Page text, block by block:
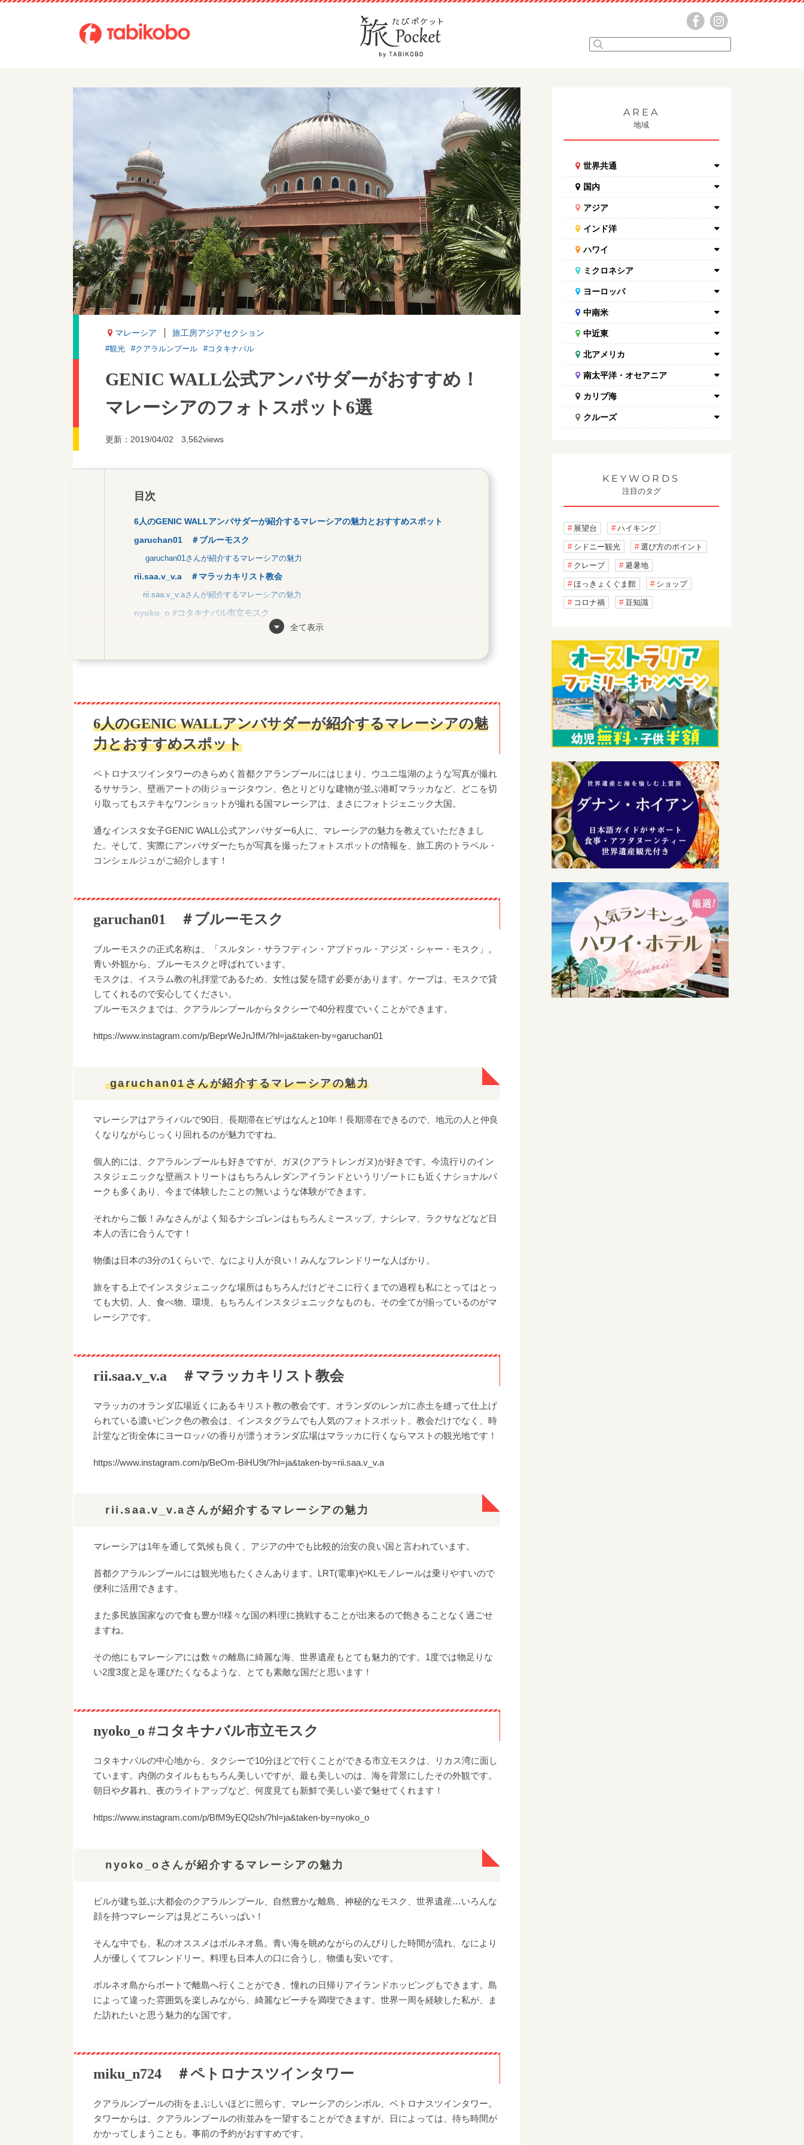
マレーシア 旅工房アジアセクション
#観光 #クアラルンプール #コタキナバル
GENIC WALL公式アンバサダーがおすすめ！
マレーシアのフォトスポット6選
更新：2019/04/02 3,562views
目次
6人のGENIC WALLアンバサダーが紹介するマレーシアの魅力とおすすめスポット
garuchan01 ＃ブルーモスク
garuchan01さんが紹介するマレーシアの魅力
rii.saa.v_v.a ＃マラッカキリスト教会
rii.saa.v_v.aさんが紹介するマレーシアの魅力
nyoko_o #コタキナバル市立モスク
nyoko_oさんが紹介するマレーシアの魅力
aichaaan_xo さんが紹介するマレーシアの魅力
peyuri_20 ＃コタキナバル
peyuri_20さんが紹介するマレーシアの魅力
全て表示
6人のGENIC WALLアンバサダーが紹介するマレーシアの魅
力とおすすめスポット
ペトロナスツインタワーのきらめく首都クアランプールにはじまり、ウユニ塩湖のような写真が撮れ
るササラン、壁画アートの街ジョージタウン、色とりどりな建物が並ぶ港町マラッカなど、どこを切
り取ってもステキなワンショットが撮れる国マレーシアは、まさにフォトジェニック大国。
通なインスタ女子GENIC WALL公式アンバサダー6人に、マレーシアの魅力を教えていただきまし
た。そして、実際にアンバサダーたちが写真を撮ったフォトスポットの情報を、旅工房のトラベル・
コンシェルジュがご紹介します！
garuchan01 ＃ブルーモスク
ブルーモスクの正式名称は、「スルタン・サラフディン・アブドゥル・アジズ・シャー・モスク」。
青い外観から、ブルーモスクと呼ばれています。
モスクは、イスラム教の礼拝堂であるため、女性は髪を隠す必要があります。ケープは、モスクで貸
してくれるので安心してください。
ブルーモスクまでは、クアラルンプールからタクシーで40分程度でいくことができます。
https://www.instagram.com/p/BeprWeJnJfM/?hl=ja&taken-by=garuchan01
garuchan01さんが紹介するマレーシアの魅力
マレーシアはアライバルで90日、長期滞在ビザはなんと10年！長期滞在できるので、地元の人と仲良
くなりながらじっくり回れるのが魅力ですね。
個人的には、クアラルンプールも好きですが、ガヌ(クアラトレンガヌ)が好きです。今流行りのイン
スタジェニックな壁画ストリートはもちろんレダンアイランドというリゾートにも近くナショナルパ
ークも多くあり、今まで体験したことの無いような体験ができます。
それからご飯！みなさんがよく知るナシゴレンはもちろんミースップ、ナシレマ、ラクサなどなど日
本人の舌に合うんです！
物価は日本の3分の1くらいで、なにより人が良い！みんなフレンドリーな人ばかり。
旅をする上でインスタジェニックな場所はもちろんだけどそこに行くまでの過程も私にとってはとっ
ても大切。人、食べ物、環境、もちろんインスタジェニックなものも。その全てが揃っているのがマ
レーシアです。
rii.saa.v_v.a ＃マラッカキリスト教会
マラッカのオランダ広場近くにあるキリスト教の教会です。オランダのレンガに赤土を縫って仕上げ
られている濃いピンク色の教会は、インスタグラムでも人気のフォトスポット。教会だけでなく、時
計堂など街全体にヨーロッパの香りが漂うオランダ広場はマラッカに行くならマストの観光地です！
https://www.instagram.com/p/BeOm-BiHU9t/?hl=ja&taken-by=rii.saa.v_v.a
rii.saa.v_v.aさんが紹介するマレーシアの魅力
マレーシアは1年を通して気候も良く、アジアの中でも比較的治安の良い国と言われています。
首都クアラルンプールには観光地もたくさんあります。LRT(電車)やKLモノレールは乗りやすいので
便利に活用できます。
また多民族国家なので食も豊か!!様々な国の料理に挑戦することが出来るので飽きることなく過ごせ
ますね。
その他にもマレーシアには数々の離島に綺麗な海、世界遺産もとても魅力的です。1度では物足りな
い2度3度と足を運びたくなるような、とても素敵な国だと思います！
nyoko_o #コタキナバル市立モスク
コタキナバルの中心地から、タクシーで10分ほどで行くことができる市立モスクは、リカス湾に面し
ています。内側のタイルももちろん美しいですが、最も美しいのは、海を背景にしたその外観です。
朝日や夕暮れ、夜のライトアップなど、何度見ても新鮮で美しい姿で魅せてくれます！
https://www.instagram.com/p/BfM9yEQl2sh/?hl=ja&taken-by=nyoko_o
nyoko_oさんが紹介するマレーシアの魅力
ビルが建ち並ぶ大都会のクアラルンプール、自然豊かな離島、神秘的なモスク、世界遺産…いろんな
顔を持つマレーシアは見どころいっぱい！
そんな中でも、私のオススメはボルネオ島。青い海を眺めながらのんびりした時間が流れ、なにより
人が優しくてフレンドリー。料理も日本人の口に合うし、物価も安いです。
ボルネオ島からボートで離島へ行くことができ、憧れの日帰りアイランドホッピングもできます。島
によって違った雰囲気を楽しみながら、綺麗なビーチを満喫できます。世界一周を経験した私が、ま
た訪れたいと思う魅力的な国です。
miku_n724 ＃ペトロナスツインタワー
クアラルンプールの街をまぶしいほどに照らす、マレーシアのシンボル、ペトロナスツインタワー。
タワーからは、クアラルンプールの街並みを一望することができますが、日によっては、待ち時間が
かかってしまうことも。事前の予約がおすすめです。
AREA
地域
世界共通
国内
アジア
インド洋
ハワイ
ミクロネシア
ヨーロッパ
中南米
中近東
北アメリカ
南太平洋・オセアニア
カリブ海
クルーズ
KEYWORDS
注目のタグ
展望台 ハイキング
シドニー観光 選び方のポイント
クレープ 避暑地
ほっきょくぐま館 ショップ
コロナ禍 豆知識